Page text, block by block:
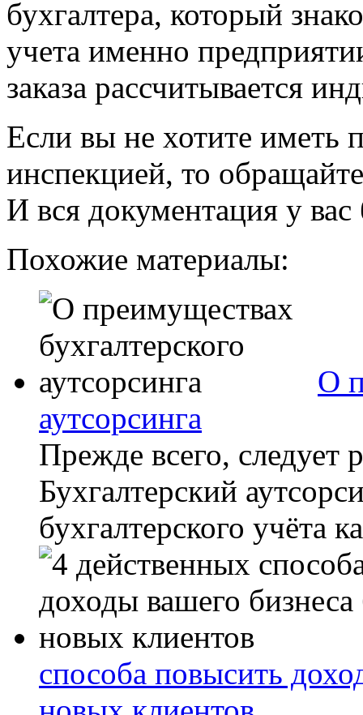
бухгалтера, который
учета именно
заказа рассчитывается
Если вы не хотите иметь
инспекцией, то
И вся документация у
Похожие материалы:
О
аутсорсинга
Прежде всего, следует
Бухгалтерский
бухгалтерского учёта
способа повысить